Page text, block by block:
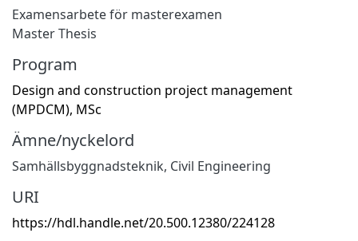
Examensarbete för masterexamen
Master Thesis
Program
Design and construction project management
(MPDCM), MSc
Ämne/nyckelord
Samhällsbyggnadsteknik, Civil Engineering
URI
https://hdl.handle.net/20.500.12380/224128